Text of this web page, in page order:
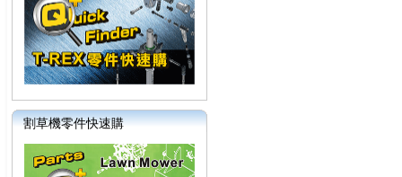
割草機零件快速購